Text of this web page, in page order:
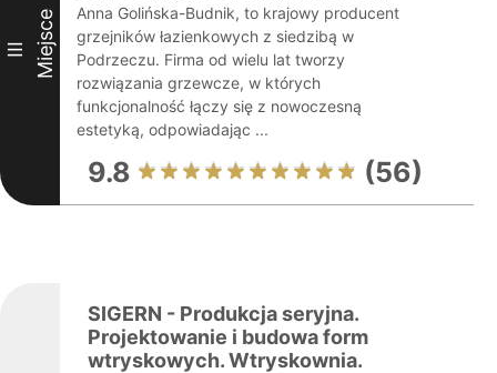
III Miejsce
Anna Golińska-Budnik, to krajowy producent
grzejników łazienkowych z siedzibą w
Podrzeczu. Firma od wielu lat tworzy
rozwiązania grzewcze, w których
funkcjonalność łączy się z nowoczesną
estetyką, odpowiadając ...
9.8 (56)
SIGERN - Produkcja seryjna.
Projektowanie i budowa form
wtryskowych. Wtryskownia.